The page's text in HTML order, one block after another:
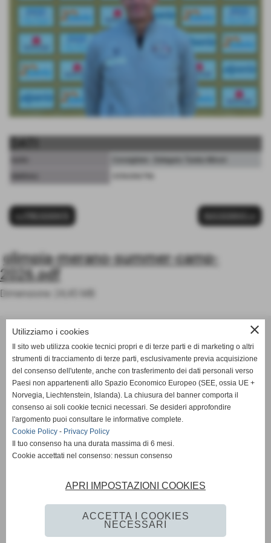
DATI
olimpia-merano-summer-camp-
2026.pdf
Dimensione: 24,45 MB
ASD OLIMPIA MERANO
Via Postgranz, 1- Merano (BZ)
Tel. +39 3802691640
info@asdolimpiamerano.it
Privacy Policy-Cookie Policy
totale visite
1235752
sei il visitatore numero
close
Utilizziamo i cookies
Il sito web utilizza cookie tecnici propri e di terze parti e di marketing o altri
strumenti di tracciamento di terze parti, esclusivamente previa acquisizione
del consenso dell'utente, anche con trasferimento dei dati personali verso
Paesi non appartenenti allo Spazio Economico Europeo (SEE, ossia UE +
Norvegia, Liechtenstein, Islanda). La chiusura del banner comporta il
consenso ai soli cookie tecnici necessari. Se desideri approfondire
l'argomento puoi consultare le informative complete.
Cookie Policy - Privacy Policy
Il tuo consenso ha una durata massima di 6 mesi.
Cookie accettati nel consenso: nessun consenso
APRI IMPOSTAZIONI COOKIES
ACCETTA I COOKIES
NECESSARI